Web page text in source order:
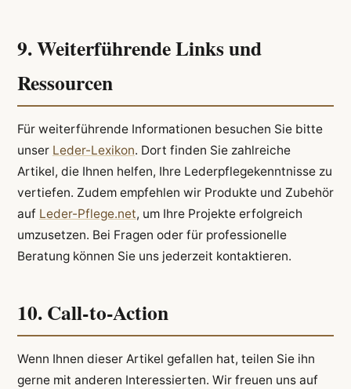
9. Weiterführende Links und
Ressourcen
Für weiterführende Informationen besuchen Sie bitte
unser Leder-Lexikon. Dort finden Sie zahlreiche
Artikel, die Ihnen helfen, Ihre Lederpflegekenntnisse zu
vertiefen. Zudem empfehlen wir Produkte und Zubehör
auf Leder-Pflege.net, um Ihre Projekte erfolgreich
umzusetzen. Bei Fragen oder für professionelle
Beratung können Sie uns jederzeit kontaktieren.
10. Call-to-Action
Wenn Ihnen dieser Artikel gefallen hat, teilen Sie ihn
gerne mit anderen Interessierten. Wir freuen uns auf